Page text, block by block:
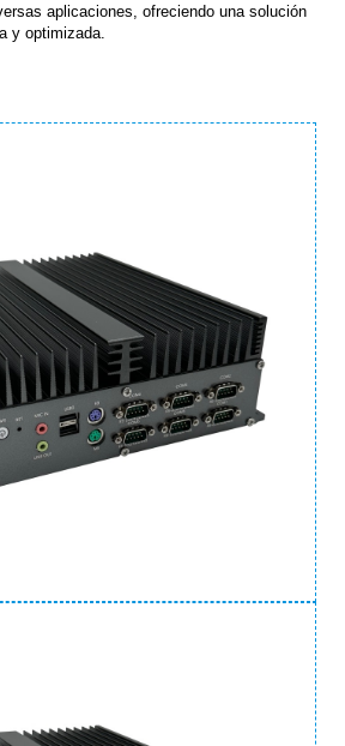
aplicaciones, ofreciendo una solución
y optimizada.